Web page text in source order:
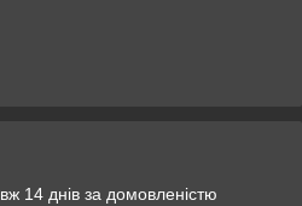
14 днів за домовленістю